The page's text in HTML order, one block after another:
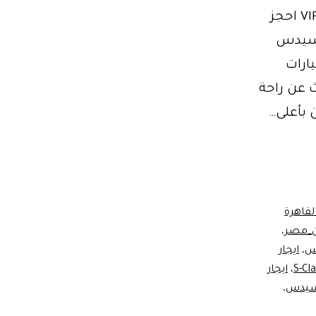
ايجار سيارة مرسيدس بالسائق ايجار سيارة مرسيدس مع سائق VIP احجز
عن راحة
بأعلى…
،
، ايجار
، ايجار
،